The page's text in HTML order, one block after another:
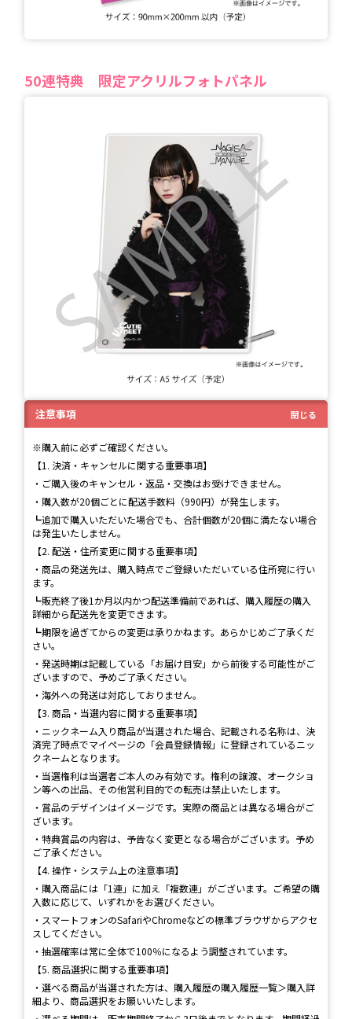
50連特典 限定アクリルフォトパネル
注意事項 閉じる
※購入前に必ずご確認ください。
【1. 決済・キャンセルに関する重要事項】
・ご購入後のキャンセル・返品・交換はお受けできません。
・購入数が20個ごとに配送手数料（990円）が発生します。
┗追加で購入いただいた場合でも、合計個数が20個に満たない場合
は発生いたしません。
【2. 配送・住所変更に関する重要事項】
・商品の発送先は、購入時点でご登録いただいている住所宛に行い
ます。
┗販売終了後1か月以内かつ配送準備前であれば、購入履歴の購入
詳細から配送先を変更できます。
┗期限を過ぎてからの変更は承りかねます。あらかじめご了承くだ
さい。
・発送時期は記載している「お届け目安」から前後する可能性がご
ざいますので、予めご了承ください。
・海外への発送は対応しておりません。
【3. 商品・当選内容に関する重要事項】
・ニックネーム入り商品が当選された場合、記載される名称は、決
済完了時点でマイページの「会員登録情報」に登録されているニッ
クネームとなります。
・当選権利は当選者ご本人のみ有効です。権利の譲渡、オークショ
ン等への出品、その他営利目的での転売は禁止いたします。
・賞品のデザインはイメージです。実際の商品とは異なる場合がご
ざいます。
・特典賞品の内容は、予告なく変更となる場合がございます。予め
ご了承ください。
【4. 操作・システム上の注意事項】
・購入商品には「1連」に加え「複数連」がございます。ご希望の購
入数に応じて、いずれかをお選びください。
・スマートフォンのSafariやChromeなどの標準ブラウザからアクセ
スしてください。
・抽選確率は常に全体で100％になるよう調整されています。
【5. 商品選択に関する重要事項】
・選べる商品が当選された方は、購入履歴の購入履歴一覧＞購入詳
細より、商品選択をお願いいたします。